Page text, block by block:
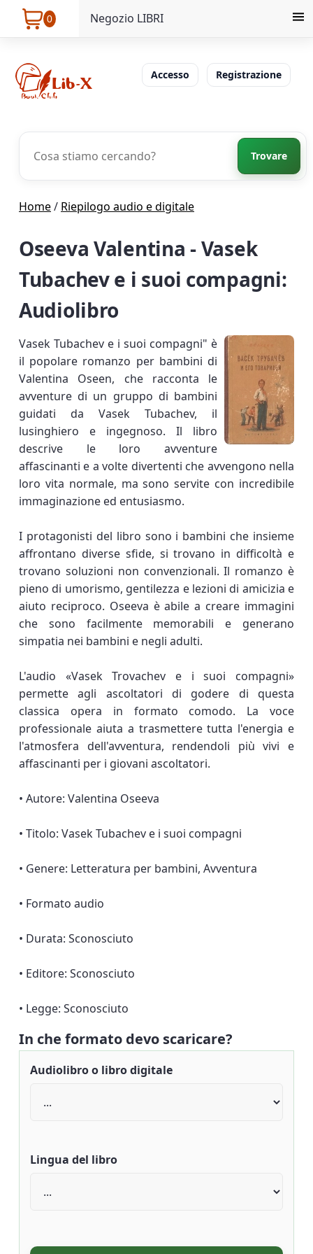
0 Negozio LIBRI
Accesso Registrazione
Trovare
Home/ Riepilogo audio e digitale
Oseeva Valentina - Vasek
Tubachev e i suoi compagni:
Audiolibro
Vasek Tubachev e i suoi compagni" è
il popolare romanzo per bambini di
Valentina Oseen, che racconta le
avventure di un gruppo di bambini
guidati da Vasek Tubachev, il
lusinghiero e ingegnoso. Il libro
descrive le loro avventure
affascinanti e a volte divertenti che avvengono nella
loro vita normale, ma sono servite con incredibile
immaginazione ed entusiasmo.
I protagonisti del libro sono i bambini che insieme
affrontano diverse sfide, si trovano in difficoltà e
trovano soluzioni non convenzionali. Il romanzo è
pieno di umorismo, gentilezza e lezioni di amicizia e
aiuto reciproco. Oseeva è abile a creare immagini
che sono facilmente memorabili e generano
simpatia nei bambini e negli adulti.
L'audio «Vasek Trovachev e i suoi compagni»
permette agli ascoltatori di godere di questa
classica opera in formato comodo. La voce
professionale aiuta a trasmettere tutta l'energia e
l'atmosfera dell'avventura, rendendoli più vivi e
affascinanti per i giovani ascoltatori.
• Autore: Valentina Oseeva
• Titolo: Vasek Tubachev e i suoi compagni
• Genere: Letteratura per bambini, Avventura
• Formato audio
• Durata: Sconosciuto
• Editore: Sconosciuto
• Legge: Sconosciuto
In che formato devo scaricare?
Audiolibro o libro digitale
Lingua del libro